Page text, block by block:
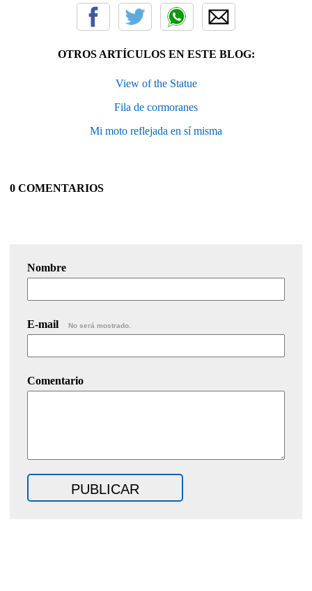
OTROS ARTÍCULOS EN ESTE BLOG:
View of the Statue
Fila de cormoranes
Mi moto reflejada en sí misma
0 COMENTARIOS
Nombre
E-mail No será mostrado.
Comentario